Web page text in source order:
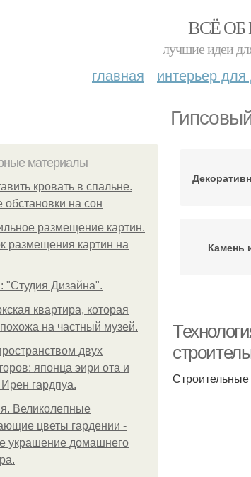
ВСЁ
лучшие идеи
главная интерьер
материалы
кровать в спальне.
обстановки на сон
размещение картин.
размещения картин на
"Студия Дизайна".
квартира, которая
на частный музей.
двух
японца эири ота и
Ирен гардпуа.
Великолепные
цветы гардении -
украшение домашнего
Камень